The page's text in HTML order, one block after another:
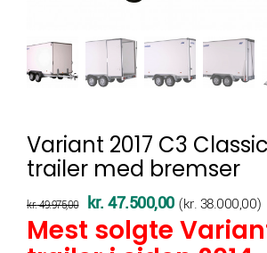
Variant 2017 C3
trailer med bremser
kr.49.975,00
Den
oprindelige
kr.47.500,00Den
aktuelle
(kr.38.000,00)
Mest solgte